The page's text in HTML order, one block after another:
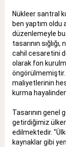
Nükleer santral
ben yaptım oldu
düzenlemeyle bu
tasarının
cahil cesaretini
olarak fon
maliyetlerinin
kurma
Tasarının genel
getirdiğimiz
edilmektedir.
kaynaklar gibi